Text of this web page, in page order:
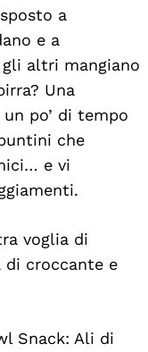
a
e a
altri mangiano
Una
po’ di tempo
che
e vi
voglia di
di croccante e
Snack: Ali di